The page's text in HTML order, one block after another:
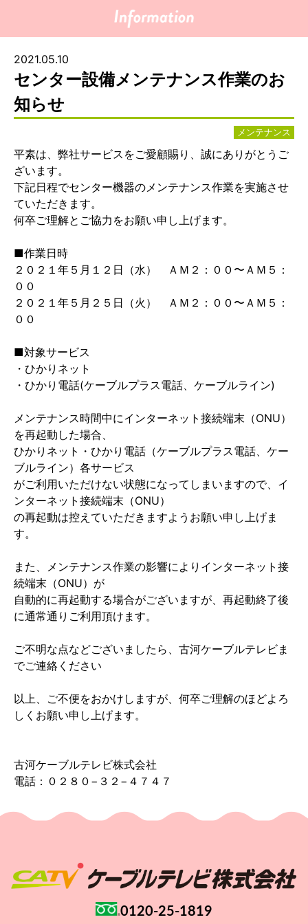
2021.05.10
センター設備メンテナンス作業のお
知らせ
メンテナンス
平素は、弊社サービスをご愛顧賜り、誠にありがとうご
ざいます。
下記日程でセンター機器のメンテナンス作業を実施させ
ていただきます。
何卒ご理解とご協力をお願い申し上げます。
■作業日時
２０２１年５月１２日（水） ＡＭ２：００〜ＡＭ５：
００
２０２１年５月２５日（火） ＡＭ２：００〜ＡＭ５：
００
■対象サービス
・ひかりネット
・ひかり電話(ケーブルプラス電話、ケーブルライン)
メンテナンス時間中にインターネット接続端末（ONU）
を再起動した場合、
ひかりネット・ひかり電話（ケーブルプラス電話、ケー
ブルライン）各サービス
がご利用いただけない状態になってしまいますので、イ
ンターネット接続端末（ONU）
の再起動は控えていただきますようお願い申し上げま
す。
また、メンテナンス作業の影響によりインターネット接
続端末（ONU）が
自動的に再起動する場合がございますが、再起動終了後
に通常通りご利用頂けます。
ご不明な点などございましたら、古河ケーブルテレビま
でご連絡ください
以上、ご不便をおかけしますが、何卒ご理解のほどよろ
しくお願い申し上げます。
古河ケーブルテレビ株式会社
電話：０２８０−３２−４７４７
0120-25-1819